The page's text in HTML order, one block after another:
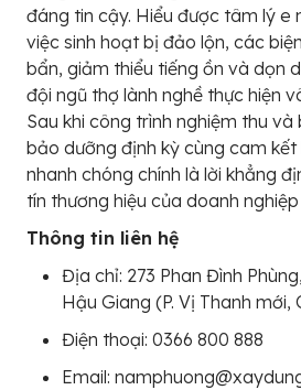
đáng tin cậy. Hiểu được tâm lý e
việc sinh hoạt bị đảo lộn, các
bẩn, giảm thiểu tiếng ồn và dọn
đội ngũ thợ lành nghề thực hiện
Sau khi công trình nghiệm thu và
bảo dưỡng định kỳ cùng cam
nhanh chóng chính là lời khẳng
tín thương hiệu của doanh
Thông tin liên hệ
Địa chỉ: 273 Phan Đình
Hậu Giang (P. Vị Thanh mới,
Điện thoại: 0366 800 888
Email: